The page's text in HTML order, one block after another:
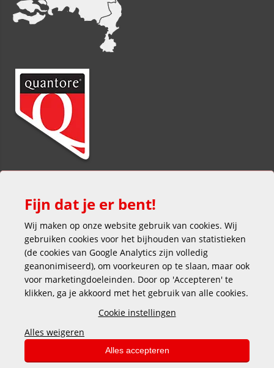
Veilig en gemakkelijk betalen
Fijn dat je er bent!
Wij maken op onze website gebruik van cookies. Wij
gebruiken cookies voor het bijhouden van statistieken
(de cookies van Google Analytics zijn volledig
geanonimiseerd), om voorkeuren op te slaan, maar ook
voor marketingdoeleinden. Door op 'Accepteren' te
klikken, ga je akkoord met het gebruik van alle cookies.
Cookie instellingen
Alles weigeren
Alles accepteren